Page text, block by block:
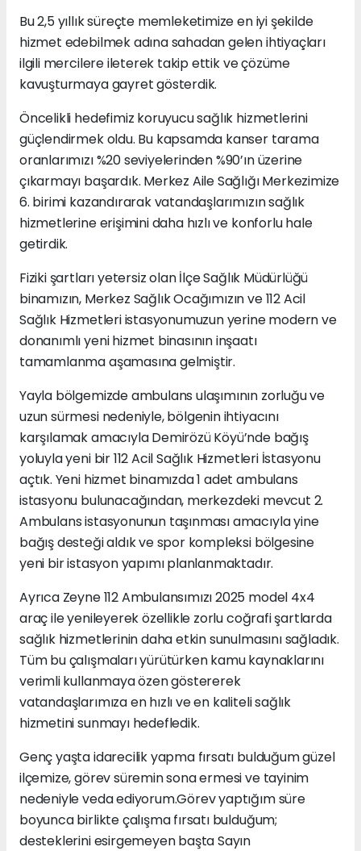
Bu 2,5 yıllık süreçte memleketimize en iyi şekilde
hizmet edebilmek adına sahadan gelen ihtiyaçları
ilgili mercilere ileterek takip ettik ve çözüme
kavuşturmaya gayret gösterdik.
Öncelikli hedefimiz koruyucu sağlık hizmetlerini
güçlendirmek oldu. Bu kapsamda kanser tarama
oranlarımızı %20 seviyelerinden %90’ın üzerine
çıkarmayı başardık. Merkez Aile Sağlığı Merkezimize
6. birimi kazandırarak vatandaşlarımızın sağlık
hizmetlerine erişimini daha hızlı ve konforlu hale
getirdik.
Fiziki şartları yetersiz olan İlçe Sağlık Müdürlüğü
binamızın, Merkez Sağlık Ocağımızın ve 112 Acil
Sağlık Hizmetleri istasyonumuzun yerine modern ve
donanımlı yeni hizmet binasının inşaatı
tamamlanma aşamasına gelmiştir.
Yayla bölgemizde ambulans ulaşımının zorluğu ve
uzun sürmesi nedeniyle, bölgenin ihtiyacını
karşılamak amacıyla Demirözü Köyü’nde bağış
yoluyla yeni bir 112 Acil Sağlık Hizmetleri İstasyonu
açtık. Yeni hizmet binamızda 1 adet ambulans
istasyonu bulunacağından, merkezdeki mevcut 2.
Ambulans istasyonunun taşınması amacıyla yine
bağış desteği aldık ve spor kompleksi bölgesine
yeni bir istasyon yapımı planlanmaktadır.
Ayrıca Zeyne 112 Ambulansımızı 2025 model 4x4
araç ile yenileyerek özellikle zorlu coğrafi şartlarda
sağlık hizmetlerinin daha etkin sunulmasını sağladık.
Tüm bu çalışmaları yürütürken kamu kaynaklarını
verimli kullanmaya özen göstererek
vatandaşlarımıza en hızlı ve en kaliteli sağlık
hizmetini sunmayı hedefledik.
Genç yaşta idarecilik yapma fırsatı bulduğum güzel
ilçemize, görev süremin sona ermesi ve tayinim
nedeniyle veda ediyorum.Görev yaptığım süre
boyunca birlikte çalışma fırsatı bulduğum;
desteklerini esirgemeyen başta Sayın